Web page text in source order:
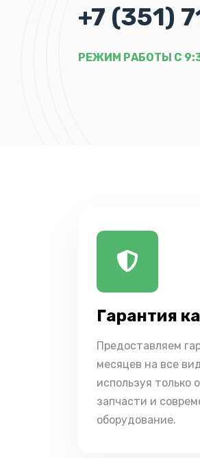
+7 (351)
РЕЖИМ РАБОТЫ С
Гарантия
Предоставляем
месяцев на все
используя только
запчасти и
оборудование.